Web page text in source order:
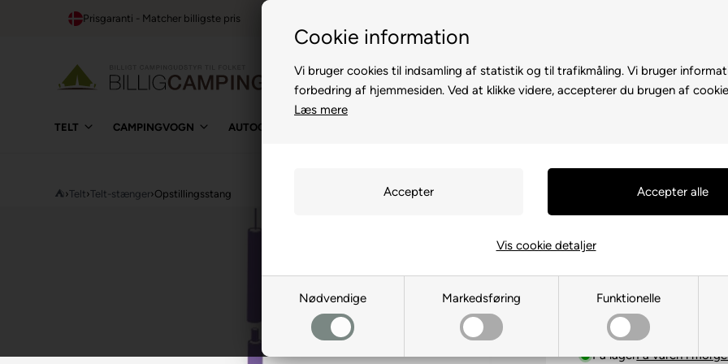
Cookie information
Vi bruger cookies til indsamling af statistik og til trafikmåling. Vi bruger
forbedring af hjemmesiden. Ved at klikke videre, accepterer du brugen af
Læs mere
Nødvendige Markedsføring Funktionelle
Vis cookie detaljer
Prisgaranti - Matcher billigste pris
TELT CAMPINGVOGN AUTOCAMPER
⛺ ›Telt›Telt-stænger›Opstillingsstang
m/fod + pig
189,00 DKK
På lagerFå varen i